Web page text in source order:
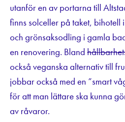
utanför en av portarna till
finns solceller på taket,
och grönsaksodling i gamla
en renovering. Bland
också veganska alternativ till
jobbar också med en ”smart
för att man lättare ska kunna
av råvaror.